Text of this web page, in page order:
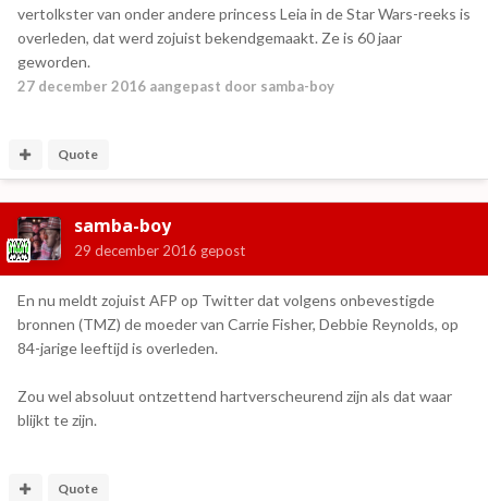
vertolkster van onder andere princess Leia in de Star Wars-reeks is
overleden, dat werd zojuist bekendgemaakt. Ze is 60 jaar
geworden.
27 december 2016 aangepast door samba-boy
Quote
samba-boy
29 december 2016 gepost
En nu meldt zojuist AFP op Twitter dat volgens onbevestigde
bronnen (TMZ) de moeder van Carrie Fisher, Debbie Reynolds, op
84-jarige leeftijd is overleden.
Zou wel absoluut ontzettend hartverscheurend zijn als dat waar
blijkt te zijn.
Quote